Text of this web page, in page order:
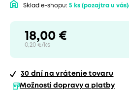
Sklad e-shopu: 5 ks (pozajtra u vás)
18,00 €
0,20 €/ks
30 dní na vrátenie tovaru
Možnosti dopravy a platby